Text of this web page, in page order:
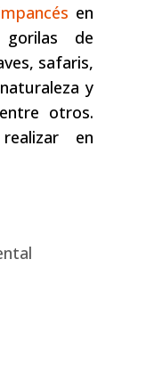
en
de
safaris,
y
otros.
en